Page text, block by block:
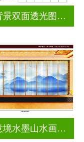
客厅背景双面透光图案水墨画玻璃
水默意境水墨山水画玻璃